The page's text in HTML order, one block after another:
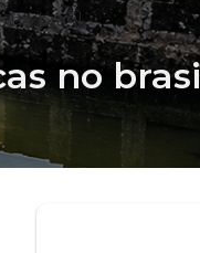
no brasil
no